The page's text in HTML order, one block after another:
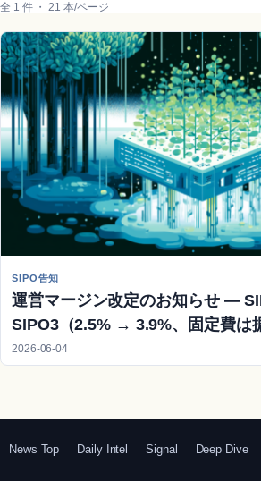
全 1 件 ・ 21 本/ページ
SIPO告知
運営マージン改定のお知らせ —
SIPO3（2.5% → 3.9%、固定費は
2026-06-04
News Top Daily Intel Signal Deep Dive